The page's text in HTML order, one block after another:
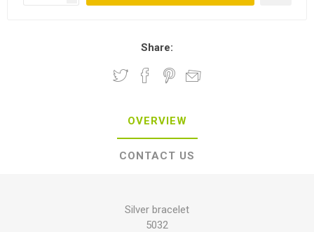
Share:
OVERVIEW
CONTACT US
Silver bracelet
5032